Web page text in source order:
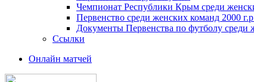
Чемпионат Республики Крым среди
Первенство среди женских команд 2000
Документы Первенства по футболу среди
Ссылки
Онлайн матчей